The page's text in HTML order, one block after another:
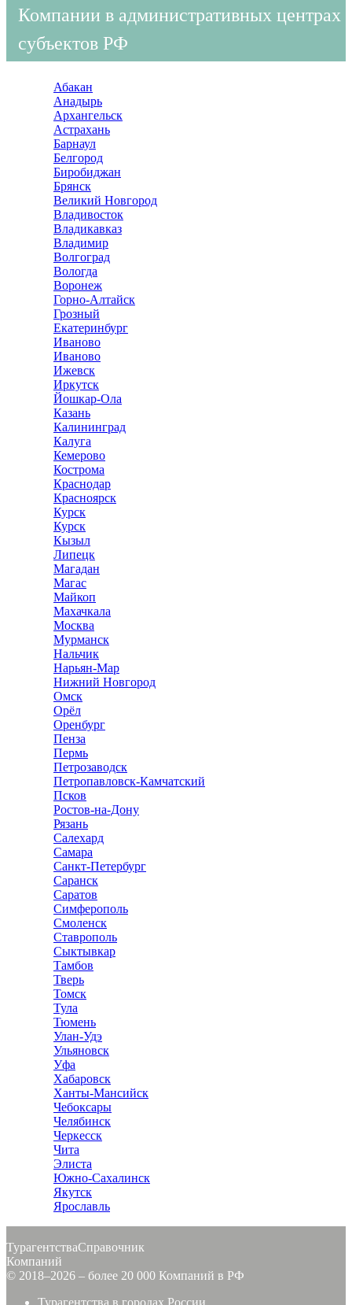
Компании в административных центрах
субъектов РФ
Абакан
Анадырь
Архангельск
Астрахань
Барнаул
Белгород
Биробиджан
Брянск
Великий Новгород
Владивосток
Владикавказ
Владимир
Волгоград
Вологда
Воронеж
Горно-Алтайск
Грозный
Екатеринбург
Иваново
Иваново
Ижевск
Иркутск
Йошкар-Ола
Казань
Калининград
Калуга
Кемерово
Кострома
Краснодар
Красноярск
Курск
Курск
Кызыл
Липецк
Магадан
Магас
Майкоп
Махачкала
Москва
Мурманск
Нальчик
Нарьян-Мар
Нижний Новгород
Омск
Орёл
Оренбург
Пенза
Пермь
Петрозаводск
Петропавловск-Камчатский
Псков
Ростов-на-Дону
Рязань
Салехард
Самара
Санкт-Петербург
Саранск
Саратов
Симферополь
Смоленск
Ставрополь
Сыктывкар
Тамбов
Тверь
Томск
Тула
Тюмень
Улан-Удэ
Ульяновск
Уфа
Хабаровск
Ханты-Мансийск
Чебоксары
Челябинск
Черкесск
Чита
Элиста
Южно-Сахалинск
Якутск
Ярославль
ТурагентстваСправочник
Компаний
© 2018–2026 – более 20 000 Компаний в РФ
Турагентства в городах России